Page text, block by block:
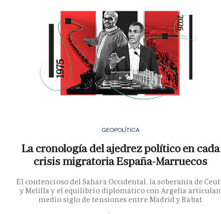
GEOPOLÍTICA
La cronología del ajedrez político en cada
crisis migratoria España-Marruecos
El contencioso del Sahara Occidental, la soberanía de
y Melilla y el equilibrio diplomático con Argelia articulan
medio siglo de tensiones entre Madrid y Rabat